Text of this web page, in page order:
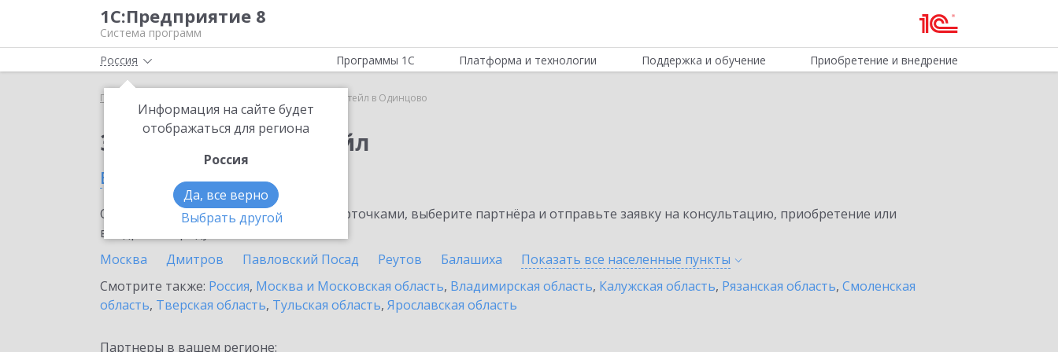
1С:Предприятие 8
Система программ
Россия
Информация на сайте будет
отображаться для региона
Россия
Да, все верно
Выбрать другой
Программы 1С Платформа и технологии Поддержка и обучение Приобретение и внедрение
Главная Старт Ритейл в Одинцово
Заказать Старт Ритейл
в Одинцово
Ознакомьтесь с информационными карточками, выберите партнёра и отправьте заявку на консультацию, приобретение или
внедрение продукта.
Москва
Дмитров Павловский Посад Реутов Балашиха Показать все населенные пункты
Смотрите также: Россия, Москва и Московская область, Владимирская область, Калужская область, Рязанская область, Смоленская
область, Тверская область, Тульская область, Ярославская область
Партнеры в вашем регионе: